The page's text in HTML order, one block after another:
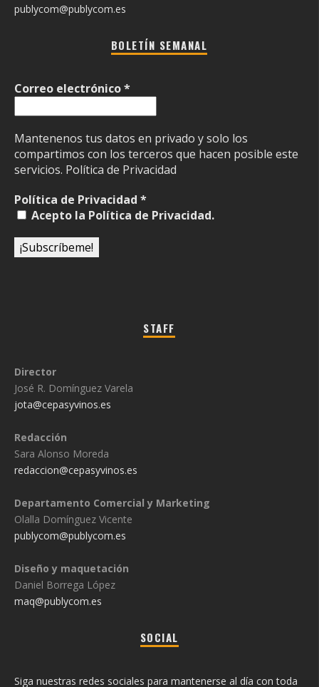
publycom@publycom.es
BOLETÍN SEMANAL
Correo electrónico*
Mantenenos tus datos en privado y solo los
compartimos con los terceros que hacen posible este
servicios. Política de Privacidad
Política de Privacidad *
Acepto la Política de Privacidad.
STAFF
Director
José R. Domínguez Varela
jota@cepasyvinos.es
Redacción
Sara Alonso Moreda
redaccion@cepasyvinos.es
Departamento Comercial y Marketing
Olalla Domínguez Vicente
publycom@publycom.es
Diseño y maquetación
Daniel Borrega López
maq@publycom.es
SOCIAL
Siga nuestras redes sociales para mantenerse al día con toda